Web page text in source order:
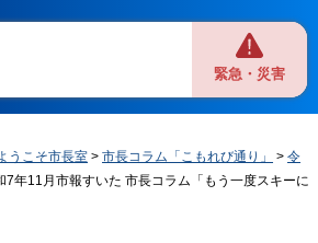
緊急・災害
うこそ市長室 >市長コラム「こもれび通り」 >令
7年11月市報すいた 市長コラム「もう一度スキーに